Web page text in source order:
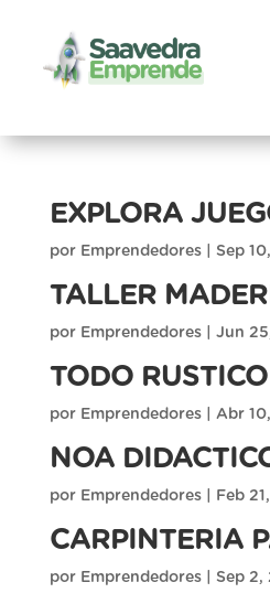
EXPLORA
por Emprendedores| Sep
TALLER
por Emprendedores| Jun
TODO RUSTICO
por Emprendedores| Abr
NOA
por Emprendedores| Feb
CARPINTERIA
por Emprendedores| Sep 2,